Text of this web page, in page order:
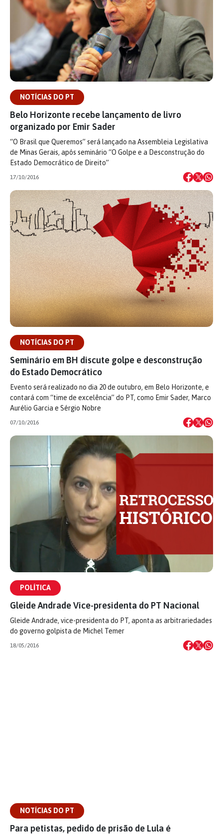
NOTÍCIAS DO PT
Belo Horizonte recebe lançamento de livro
organizado por Emir Sader
“O Brasil que Queremos” será lançado na Assembleia Legislativa
de Minas Gerais, após seminário “O Golpe e a Desconstrução do
Estado Democrático de Direito”
17/10/2016
NOTÍCIAS DO PT
Seminário em BH discute golpe e desconstrução
do Estado Democrático
Evento será realizado no dia 20 de outubro, em Belo Horizonte, e
contará com “time de excelência” do PT, como Emir Sader, Marco
Aurélio Garcia e Sérgio Nobre
07/10/2016
POLÍTICA
Gleide Andrade Vice-presidenta do PT Nacional
Gleide Andrade, vice-presidenta do PT, aponta as arbitrariedades
do governo golpista de Michel Temer
18/05/2016
NOTÍCIAS DO PT
Para petistas, pedido de prisão de Lula é